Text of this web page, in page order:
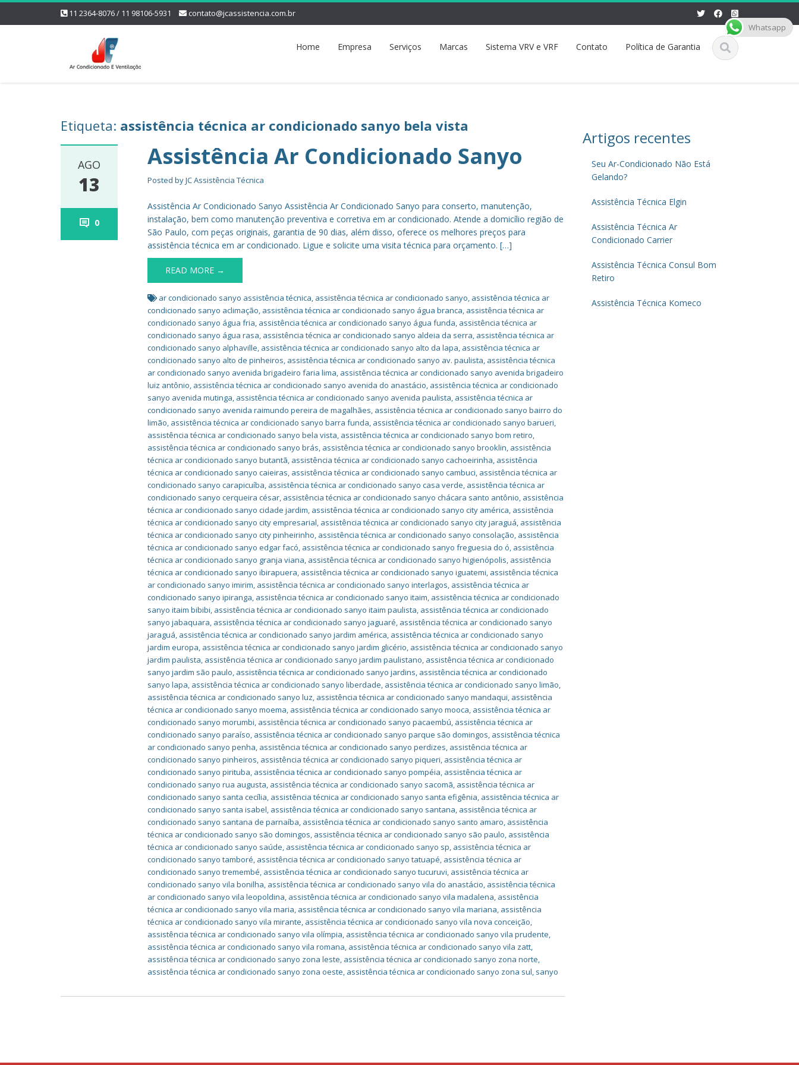
11 2364-8076 / 11 98106-5931 contato@jcassistencia.com.br
Home Empresa Serviços Marcas Sistema VRV e VRF Contato Política de Garantia
Etiqueta: assistência técnica ar condicionado sanyo bela vista
AGO
13
0
Assistência Ar Condicionado Sanyo
Posted byJC Assistência Técnica
Assistência Ar Condicionado Sanyo Assistência Ar Condicionado Sanyo para conserto, manutenção,
instalação, bem como manutenção preventiva e corretiva em ar condicionado. Atende a domicílio região de
São Paulo, com peças originais, garantia de 90 dias, além disso, oferece os melhores preços para
assistência técnica em ar condicionado. Ligue e solicite uma visita técnica para orçamento. […]
READ MORE →
ar condicionado sanyo assistência técnica, assistência técnica ar condicionado sanyo, assistência técnica ar
condicionado sanyo aclimação, assistência técnica ar condicionado sanyo água branca, assistência técnica ar
condicionado sanyo água fria, assistência técnica ar condicionado sanyo água funda, assistência técnica ar
condicionado sanyo água rasa, assistência técnica ar condicionado sanyo aldeia da serra, assistência técnica ar
condicionado sanyo alphaville, assistência técnica ar condicionado sanyo alto da lapa, assistência técnica ar
condicionado sanyo alto de pinheiros, assistência técnica ar condicionado sanyo av. paulista, assistência técnica
ar condicionado sanyo avenida brigadeiro faria lima, assistência técnica ar condicionado sanyo avenida brigadeiro
luiz antônio, assistência técnica ar condicionado sanyo avenida do anastácio, assistência técnica ar condicionado
sanyo avenida mutinga, assistência técnica ar condicionado sanyo avenida paulista, assistência técnica ar
condicionado sanyo avenida raimundo pereira de magalhães, assistência técnica ar condicionado sanyo bairro do
limão, assistência técnica ar condicionado sanyo barra funda, assistência técnica ar condicionado sanyo barueri,
assistência técnica ar condicionado sanyo bela vista, assistência técnica ar condicionado sanyo bom retiro,
assistência técnica ar condicionado sanyo brás, assistência técnica ar condicionado sanyo brooklin, assistência
técnica ar condicionado sanyo butantã, assistência técnica ar condicionado sanyo cachoeirinha, assistência
técnica ar condicionado sanyo caieiras, assistência técnica ar condicionado sanyo cambuci, assistência técnica ar
condicionado sanyo carapicuíba, assistência técnica ar condicionado sanyo casa verde, assistência técnica ar
condicionado sanyo cerqueira césar, assistência técnica ar condicionado sanyo chácara santo antônio, assistência
técnica ar condicionado sanyo cidade jardim, assistência técnica ar condicionado sanyo city américa, assistência
técnica ar condicionado sanyo city empresarial, assistência técnica ar condicionado sanyo city jaraguá, assistência
técnica ar condicionado sanyo city pinheirinho, assistência técnica ar condicionado sanyo consolação, assistência
técnica ar condicionado sanyo edgar facó, assistência técnica ar condicionado sanyo freguesia do ó, assistência
técnica ar condicionado sanyo granja viana, assistência técnica ar condicionado sanyo higienópolis, assistência
técnica ar condicionado sanyo ibirapuera, assistência técnica ar condicionado sanyo iguatemi, assistência técnica
ar condicionado sanyo imirim, assistência técnica ar condicionado sanyo interlagos, assistência técnica ar
condicionado sanyo ipiranga, assistência técnica ar condicionado sanyo itaim, assistência técnica ar condicionado
sanyo itaim bibibi, assistência técnica ar condicionado sanyo itaim paulista, assistência técnica ar condicionado
sanyo jabaquara, assistência técnica ar condicionado sanyo jaguaré, assistência técnica ar condicionado sanyo
jaraguá, assistência técnica ar condicionado sanyo jardim américa, assistência técnica ar condicionado sanyo
jardim europa, assistência técnica ar condicionado sanyo jardim glicério, assistência técnica ar condicionado sanyo
jardim paulista, assistência técnica ar condicionado sanyo jardim paulistano, assistência técnica ar condicionado
sanyo jardim são paulo, assistência técnica ar condicionado sanyo jardins, assistência técnica ar condicionado
sanyo lapa, assistência técnica ar condicionado sanyo liberdade, assistência técnica ar condicionado sanyo limão,
assistência técnica ar condicionado sanyo luz, assistência técnica ar condicionado sanyo mandaqui, assistência
técnica ar condicionado sanyo moema, assistência técnica ar condicionado sanyo mooca, assistência técnica ar
condicionado sanyo morumbi, assistência técnica ar condicionado sanyo pacaembú, assistência técnica ar
condicionado sanyo paraíso, assistência técnica ar condicionado sanyo parque são domingos, assistência técnica
ar condicionado sanyo penha, assistência técnica ar condicionado sanyo perdizes, assistência técnica ar
condicionado sanyo pinheiros, assistência técnica ar condicionado sanyo piqueri, assistência técnica ar
condicionado sanyo pirituba, assistência técnica ar condicionado sanyo pompéia, assistência técnica ar
condicionado sanyo rua augusta, assistência técnica ar condicionado sanyo sacomã, assistência técnica ar
condicionado sanyo santa cecília, assistência técnica ar condicionado sanyo santa efigênia, assistência técnica ar
condicionado sanyo santa isabel, assistência técnica ar condicionado sanyo santana, assistência técnica ar
condicionado sanyo santana de parnaíba, assistência técnica ar condicionado sanyo santo amaro, assistência
técnica ar condicionado sanyo são domingos, assistência técnica ar condicionado sanyo são paulo, assistência
técnica ar condicionado sanyo saúde, assistência técnica ar condicionado sanyo sp, assistência técnica ar
condicionado sanyo tamboré, assistência técnica ar condicionado sanyo tatuapé, assistência técnica ar
condicionado sanyo tremembé, assistência técnica ar condicionado sanyo tucuruvi, assistência técnica ar
condicionado sanyo vila bonilha, assistência técnica ar condicionado sanyo vila do anastácio, assistência técnica
ar condicionado sanyo vila leopoldina, assistência técnica ar condicionado sanyo vila madalena, assistência
técnica ar condicionado sanyo vila maria, assistência técnica ar condicionado sanyo vila mariana, assistência
técnica ar condicionado sanyo vila mirante, assistência técnica ar condicionado sanyo vila nova conceição,
assistência técnica ar condicionado sanyo vila olímpia, assistência técnica ar condicionado sanyo vila prudente,
assistência técnica ar condicionado sanyo vila romana, assistência técnica ar condicionado sanyo vila zatt,
assistência técnica ar condicionado sanyo zona leste, assistência técnica ar condicionado sanyo zona norte,
assistência técnica ar condicionado sanyo zona oeste, assistência técnica ar condicionado sanyo zona sul, sanyo
Artigos recentes
Seu Ar-Condicionado Não Está
Gelando?
Assistência Técnica Elgin
Assistência Técnica Ar
Condicionado Carrier
Assistência Técnica Consul Bom
Retiro
Assistência Técnica Komeco
Whatsapp